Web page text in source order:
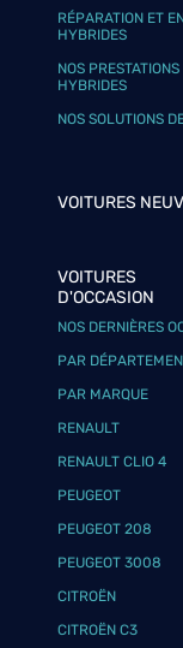
RÉPARATION ET
HYBRIDES
NOS
HYBRIDES
NOS SOLUTIONS
VOITURES
VOITURES
D'OCCASION
NOS DERNIÈRES
PAR
PAR MARQUE
RENAULT
RENAULT CLIO 4
PEUGEOT
PEUGEOT 208
PEUGEOT 3008
CITROËN
CITROËN C3